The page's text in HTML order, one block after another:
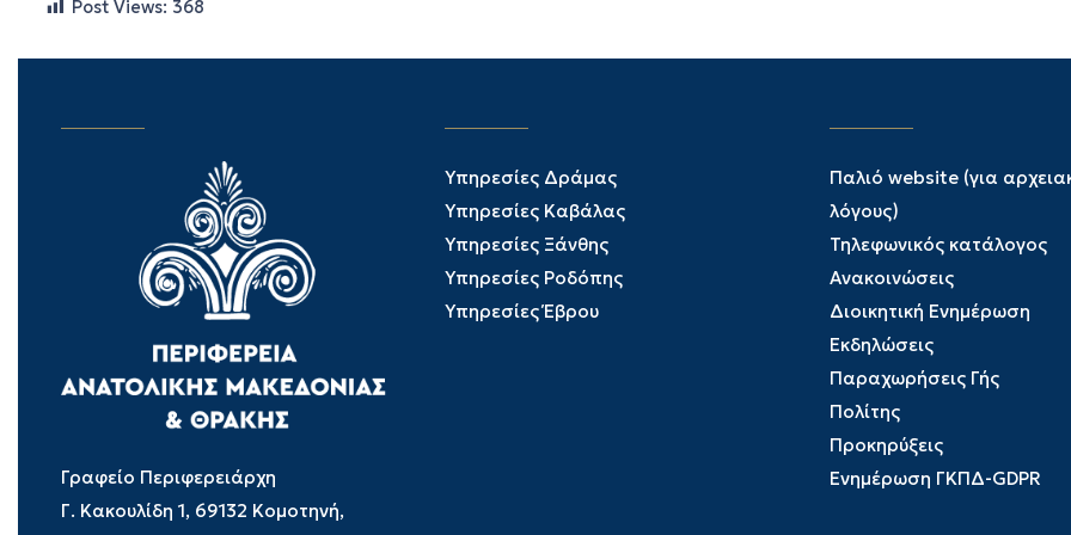
Post Views: 368
Γραφείο Περιφερειάρχη
Γ. Κακουλίδη 1, 69132 Κομοτηνή,
Υπηρεσίες Δράμας
Υπηρεσίες Καβάλας
Υπηρεσίες Ξάνθης
Υπηρεσίες Ροδόπης
Υπηρεσίες Έβρου
Παλιό website (για
λόγους)
Τηλεφωνικός κατάλογος
Ανακοινώσεις
Διοικητική Ενημέρωση
Εκδηλώσεις
Παραχωρήσεις Γής
Πολίτης
Προκηρύξεις
Ενημέρωση ΓΚΠΔ-GDPR